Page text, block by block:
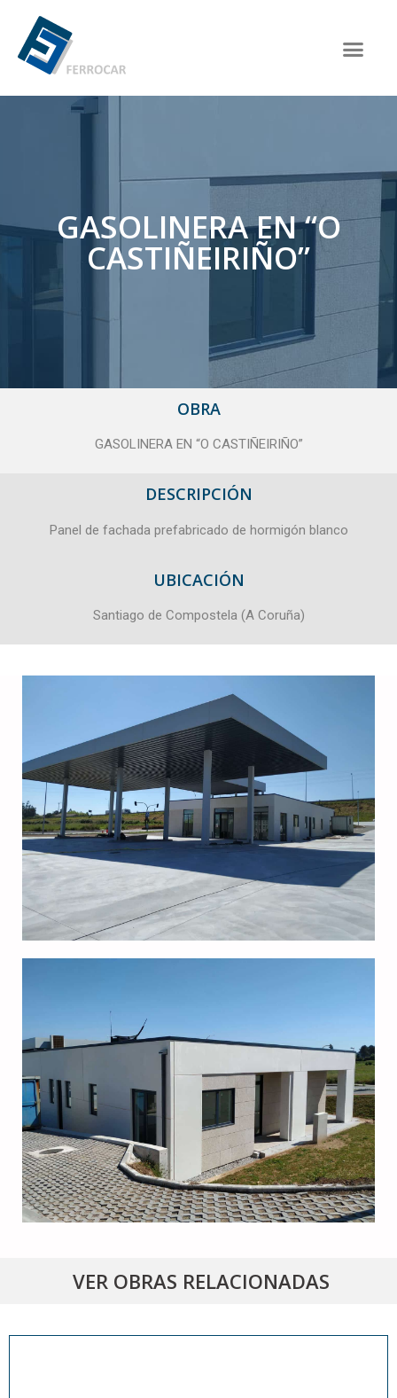
GASOLINERA EN “O
CASTIÑEIRIÑO”
OBRA
GASOLINERA EN “O CASTIÑEIRIÑO”
DESCRIPCIÓN
Panel de fachada prefabricado de hormigón blanco
UBICACIÓN
Santiago de Compostela (A Coruña)
VER OBRAS RELACIONADAS